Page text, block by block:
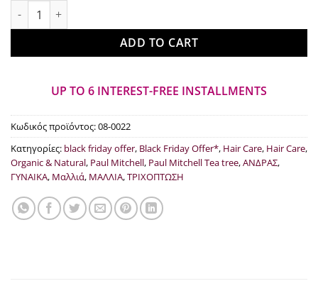
Tea Tree Lemon Sage Thickening Spray 200ml ποσότητα
ADD TO CART
UP TO 6 INTEREST-FREE INSTALLMENTS
Κωδικός προϊόντος:08-0022
Κατηγορίες: black friday offer, Black Friday Offer*, Hair Care, Hair Care,
Organic & Natural, Paul Mitchell, Paul Mitchell Tea tree,ΑΝΔΡΑΣ,
ΓΥΝΑΙΚΑ, Μαλλιά, ΜΑΛΛΙΑ,ΤΡΙΧΟΠΤΩΣΗ